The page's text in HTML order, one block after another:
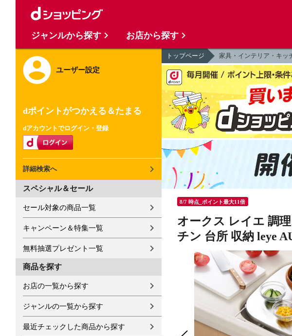
ユーザー設定
dポイントがつかえる＆たまる
dアカウントでログイン・登録
詳細検索へ
スペシャル＆セール
セール対象の商品一覧
キャンペーン＆特集一覧
無料抽選プレゼント一覧
商品を探す
お店の一覧から探す
ジャンルの一覧から探す
最近チェックした商品から探す
トップページ 家具・インテリア・キッ
8/7 時点_ポイント最大11倍
オークス レイエ 調
チン 台所 収納 leye
ジャンルから探す お店から探す